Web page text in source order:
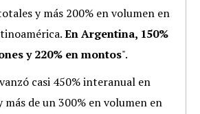
y más 200% envolumen en
.EnArgentina, 150%
y 220% en montos".
casi 450% interanual en
más de un300% en volumen en